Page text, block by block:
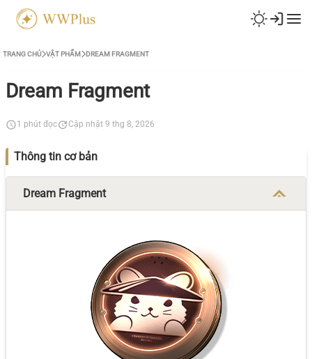
TRANG CHỦ VẬT PHẨM DREAM FRAGMENT
Dream Fragment
1 phút đọc Cập nhật 9 thg 8, 2026
Thông tin cơ bản
Dream Fragment